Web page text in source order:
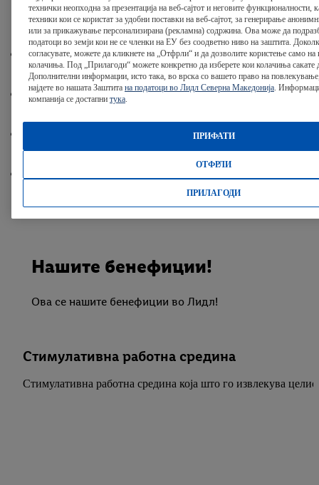
организациска култура
Атрактивен компензациски пакет
Приватно здравствено осигурување
Нашите бенефиции!
Ова се нашите бенефиции во Лидл!
Стимулативна работна средина
Стимулативна работна средина која што го извлекува
технички неопходна за презентација на веб-сајтот и неговите функционалности,
техники кои се користат за удобни поставки на веб-сајтот, за генерирање
или за прикажување персонализирана (рекламна) содржина. Ова може да
податоци во земји кои не се членки на ЕУ без соодветно ниво на заштита.
согласувате, можете да кликнете на „Отфрли“ и да дозволите користење само на
колачиња. Под „Прилагоди“ можете конкретно да изберете кои колачиња сакате
Дополнителни информации, исто така, во врска со вашето право на
најдете во нашата Заштита на податоци во Лидл Северна Македонија .
компанија се достапни тука
ОТФРЛИ
ПРИФАТИ
ПРИЛАГОДИ